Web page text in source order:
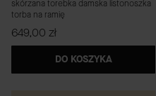
skórzana torebka damska listonoszka
torba na ramię
Cena
649,00 zł
DO KOSZYKA